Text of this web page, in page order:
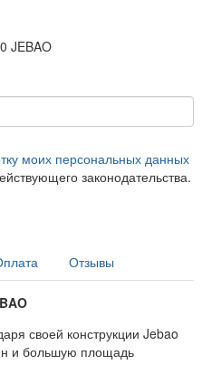
JEBAO
моих персональных данных
законодательства.
Отзывы
своей конструкции Jebao
и большую площадь